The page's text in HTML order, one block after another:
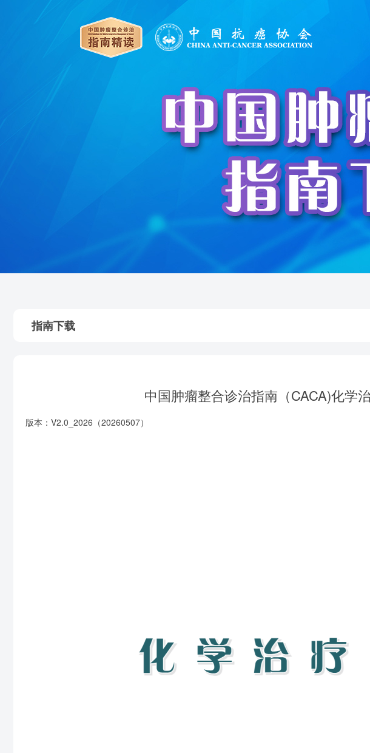
指南下载
中国肿瘤整合诊治指南（CACA)化学
版本：V2.0_2026（20260507）